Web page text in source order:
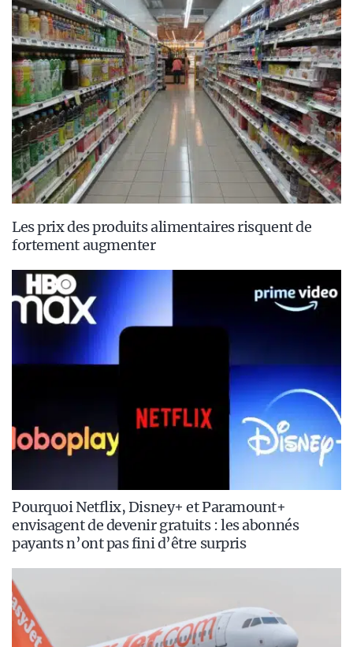
Les prix des produits alimentaires risquent de
fortement augmenter
Pourquoi Netflix, Disney+ et Paramount+
envisagent de devenir gratuits : les abonnés
payants n’ont pas fini d’être surpris